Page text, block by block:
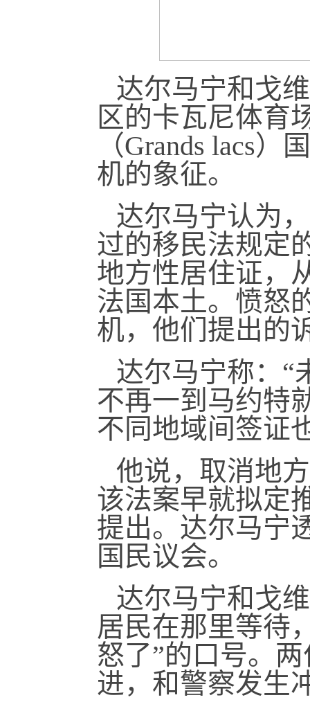
达尔马宁和戈
区的卡瓦尼体育
（Grands lacs
机的象征。
达尔马宁认为
过的移民法规定
地方性居住证，
法国本土。愤怒
机，他们提出的
达尔马宁称：“
不再一到马约特
不同地域间签证
他说，取消地
该法案早就拟定
提出。达尔马宁
国民议会。
达尔马宁和戈
居民在那里等待
怒了”的口号。
进，和警察发生